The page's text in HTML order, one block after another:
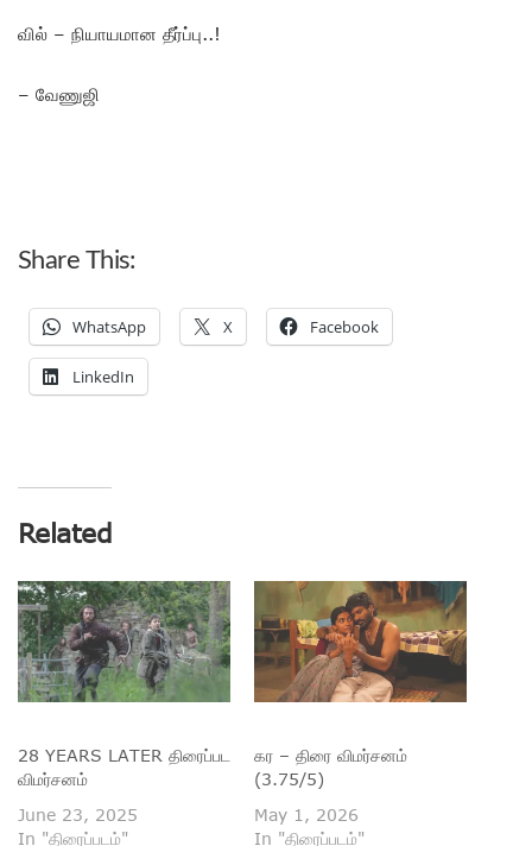
வில் – நியாயமான தீர்ப்பு..!
– வேணுஜி
Share This:
WhatsApp X Facebook
LinkedIn
Related
28 YEARS LATER திரைப்பட
விமர்சனம்
June 23, 2025
In "திரைப்படம்"
கர – திரை விமர்சனம்
(3.75/5)
May 1, 2026
In "திரைப்படம்"